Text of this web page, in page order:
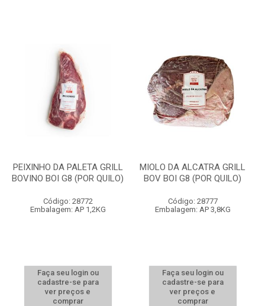
PEIXINHO DA PALETA GRILL
BOVINO BOI G8 (POR QUILO)
Código: 28772
Embalagem: AP 1,2KG
Faça seu login ou
cadastre-se para
ver preços e
comprar
MIOLO DA ALCATRA GRILL
BOV BOI G8 (POR QUILO)
Código: 28777
Embalagem: AP 3,8KG
Faça seu login ou
cadastre-se para
ver preços e
comprar